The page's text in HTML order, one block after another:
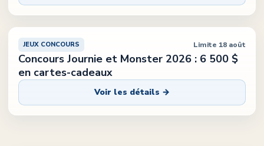
JEUX CONCOURS Limite 18 août
Concours Journie et Monster 2026 : 6 500 $
en cartes-cadeaux
Voir les détails →